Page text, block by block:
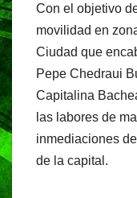
c
e
b
o
o
k
Con el objetivo
movilidad en
Ciudad que
Pepe Chedraui
Capitalina
las labores de
inmediaciones
de la capital.